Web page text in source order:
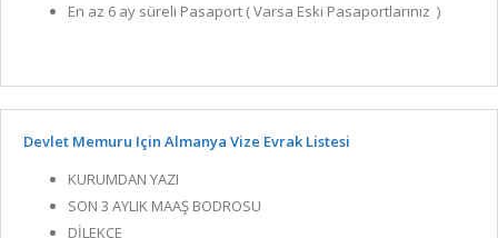
En az 6 ay süreli Pasaport ( Varsa Eski Pasaportlarınız )
Devlet Memuru Için Almanya Vize Evrak Listesi
KURUMDAN YAZI
SON 3 AYLIK MAAŞ BODROSU
DİLEKÇE